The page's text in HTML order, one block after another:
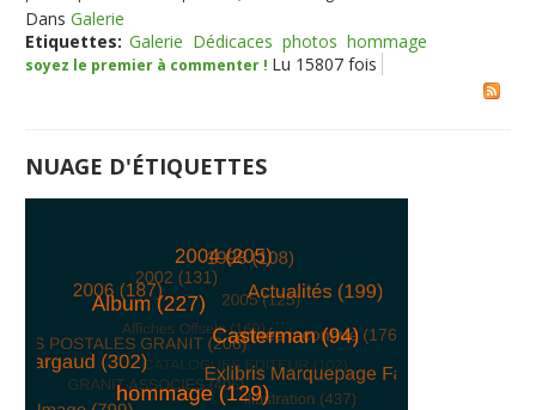
DansGalerie
Etiquettes: Galerie Dédicaces photos hommage
soyez le premier à commenter ! Lu 15807 fois
NUAGE D'ÉTIQUETTES